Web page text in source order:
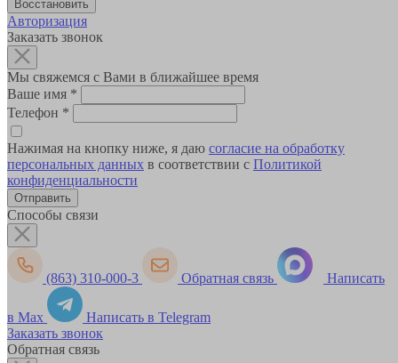
Авторизация
Заказать звонок
Мы свяжемся с Вами в ближайшее время
Ваше имя *
Телефон *
Нажимая на кнопку ниже, я даю согласие на обработку
персональных данных в соответствии с Политикой
конфиденциальности
Способы связи
(863) 310-000-3 Обратная связь Написать
в Max
Написать в Telegram
Заказать звонок
Обратная связь